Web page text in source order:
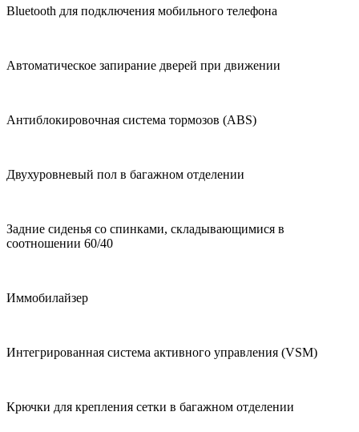
Bluetooth для подключения мобильного телефона
Автоматическое запирание дверей при движении
Антиблокировочная система тормозов (ABS)
Двухуровневый пол в багажном отделении
Задние сиденья со спинками, складывающимися в
соотношении 60/40
Иммобилайзер
Интегрированная система активного управления (VSM)
Крючки для крепления сетки в багажном отделении